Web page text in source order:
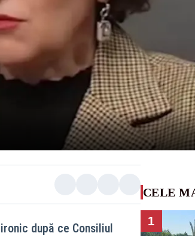
după ce Consiliul
CELE
1